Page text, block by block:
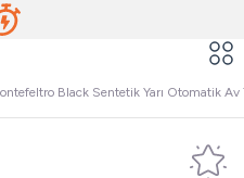
Black Sentetik Yarı Otomatik Av